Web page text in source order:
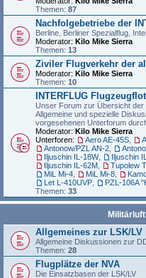
Themen: 87
Nachfolgebetriebe der
Berline, Berliner Spezialflug,
Moderator: Kilo Mike Sierra
Themen: 13
Ziviler Flugverkehr der
Moderator: Kilo Mike Sierra
Themen: 10
INTERFLUG
Unser Forum zur Übersicht der
Allgemeine und spezielle
vorgesehenen Unterforum
Moderator: Kilo Mike Sierra
Unterforen:
Aero AE-45S
Antonow/PZL AN-2
Iljuschin IL-18W
Iljuschin
Iljuschin IL-62M
Tupolew
MiL Mi-4
MiL Mi-8
Let L-410UVP
PZL-106A
Themen: 33
Allgemeines zur LSK/LV
Allgemeine Diskussionen zur
Themen: 28
Flugplätze der NVA
Die Einsatzbasen der LSK/LV